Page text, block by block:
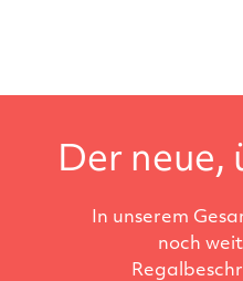
Der neue,
In unserem
noch